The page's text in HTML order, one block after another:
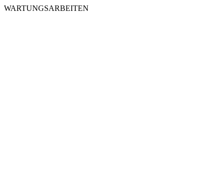
WARTUNGSARBEITEN